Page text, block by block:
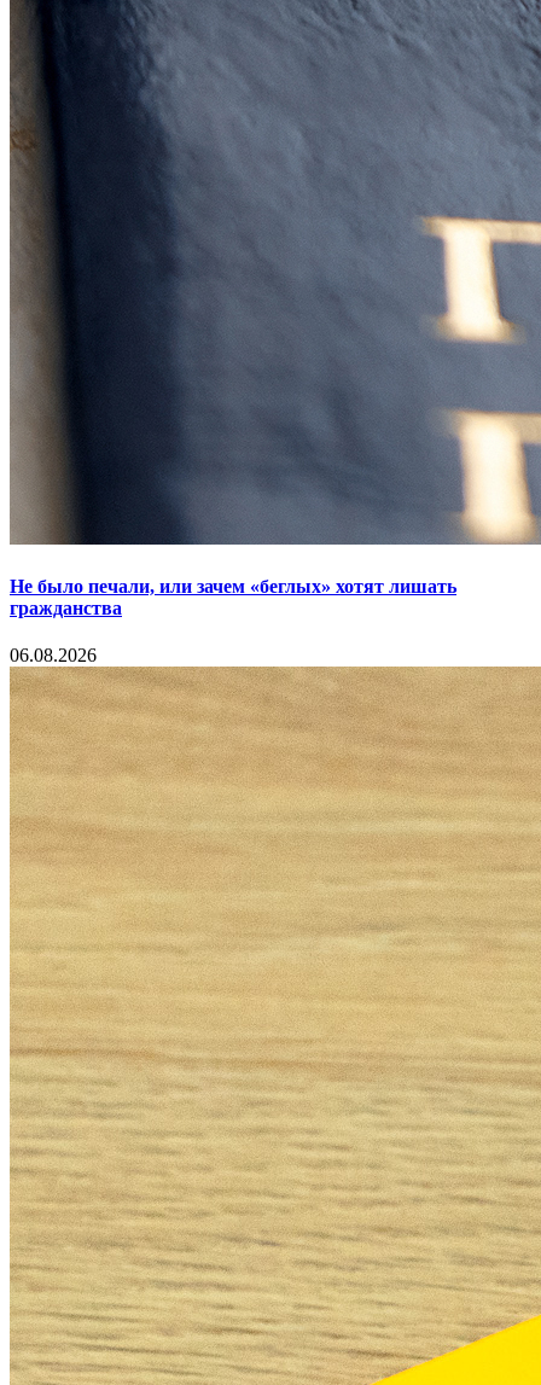
Не было печали, или зачем «беглых» хотят лишать
гражданства
06.08.2026